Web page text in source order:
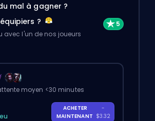
mal à gagner ?
?
avec l'un de nos joueurs
moyen <30 minutes
ACHETER
MAINTENANT
-
$3.32